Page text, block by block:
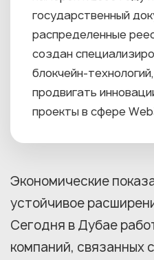
государственный
распределенные
создан
блокчейн-
продвигать
проекты в сфере
Экономические
устойчивое
Сегодня в Дубае
компаний, связанных